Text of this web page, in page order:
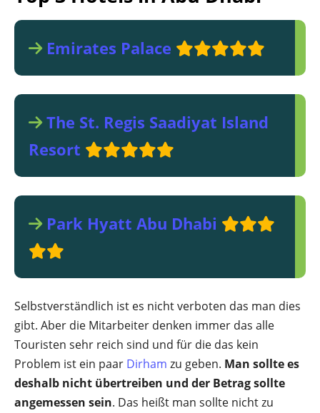
Emirates Palace
The St. Regis Saadiyat Island
Resort
Park Hyatt Abu Dhabi
Selbstverständlich ist es nicht verboten das man dies
gibt. Aber die Mitarbeiter denken immer das alle
Touristen sehr reich sind und für die das kein
Problem ist ein paar Dirham zu geben. Man sollte es
deshalb nicht übertreiben und der Betrag sollte
angemessen sein. Das heißt man sollte nicht zu